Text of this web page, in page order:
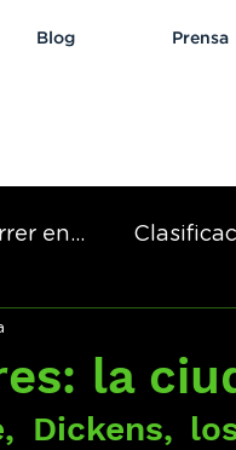
Blog Prensa
en...
la
Dickens,